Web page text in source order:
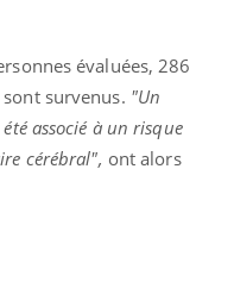
évaluées, 286
survenus. "Un
associé à un risque
cérébral", ont alors